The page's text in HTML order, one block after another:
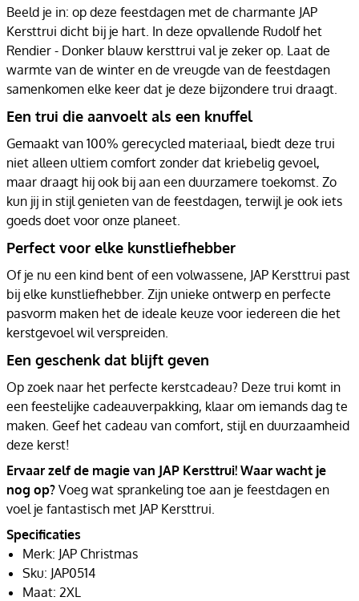
Beeld je in: op deze feestdagen met de charmante JAP
Kersttrui dicht bij je hart. In deze opvallende Rudolf het
Rendier - Donker blauw kersttrui val je zeker op. Laat de
warmte van de winter en de vreugde van de feestdagen
samenkomen elke keer dat je deze bijzondere trui draagt.
Een trui die aanvoelt als een knuffel
Gemaakt van 100% gerecycled materiaal, biedt deze trui
niet alleen ultiem comfort zonder dat kriebelig gevoel,
maar draagt hij ook bij aan een duurzamere toekomst. Zo
kun jij in stijl genieten van de feestdagen, terwijl je ook iets
goeds doet voor onze planeet.
Perfect voor elke kunstliefhebber
Of je nu een kind bent of een volwassene, JAP Kersttrui past
bij elke kunstliefhebber. Zijn unieke ontwerp en perfecte
pasvorm maken het de ideale keuze voor iedereen die het
kerstgevoel wil verspreiden.
Een geschenk dat blijft geven
Op zoek naar het perfecte kerstcadeau? Deze trui komt in
een feestelijke cadeauverpakking, klaar om iemands dag te
maken. Geef het cadeau van comfort, stijl en duurzaamheid
deze kerst!
Ervaar zelf de magie van JAP Kersttrui! Waar wacht je
nog op? Voeg wat sprankeling toe aan je feestdagen en
voel je fantastisch met JAP Kersttrui.
Specificaties
Merk: JAP Christmas
Sku: JAP0514
Maat: 2XL